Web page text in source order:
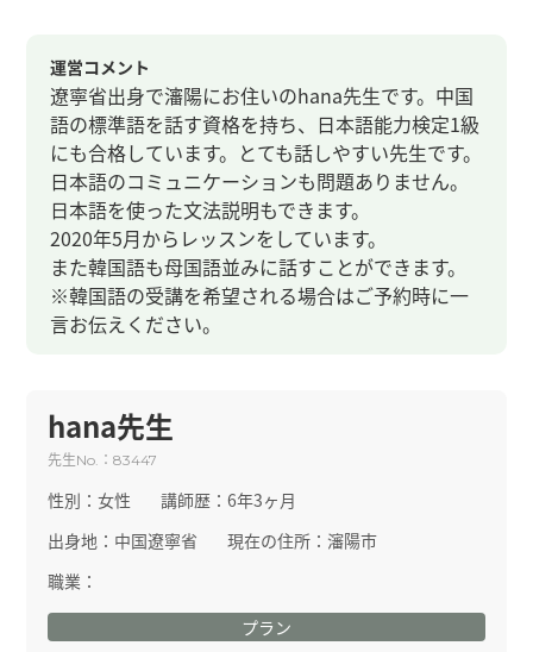
運営コメント
遼寧省出身で瀋陽にお住いのhana先生です。中国
語の標準語を話す資格を持ち、日本語能力検定1級
にも合格しています。とても話しやすい先生です。
日本語のコミュニケーションも問題ありません。
日本語を使った文法説明もできます。
2020年5月からレッスンをしています。
また韓国語も母国語並みに話すことができます。
※韓国語の受講を希望される場合はご予約時に一
言お伝えください。
hana先生
先生No. ：83447
性別：女性 講師歴：6年3ヶ月
出身地： 中国遼寧省 現在の住所： 瀋陽市
職業：
プラン